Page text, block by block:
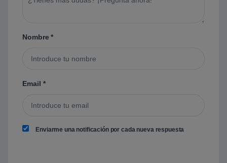
Nombre*
Email *
Enviarme una notificación por cada nueva respuesta